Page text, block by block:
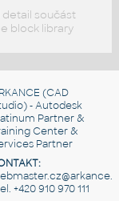
součást
block library
(CAD
- Autodesk
Partner &
Center &
Partner
+420 910 970 111